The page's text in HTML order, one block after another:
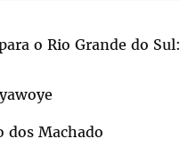
o Rio Grande do Sul:
dos Machado